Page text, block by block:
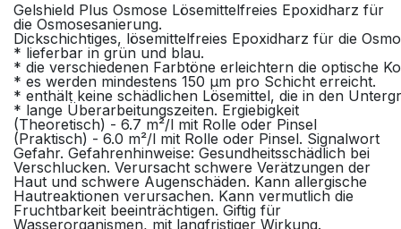
Gelshield Plus Osmose Lösemittelfreies Epoxidharz für
die Osmosesanierung.
Dickschichtiges, lösemittelfreies Epoxidharz für die
* lieferbar in grün und blau.
* die verschiedenen Farbtöne erleichtern die optische
* es werden mindestens 150 µm pro Schicht erreicht.
* enthält keine schädlichen Lösemittel, die in den
* lange Überarbeitungszeiten. Ergiebigkeit
(Theoretisch) - 6.7 m²/l mit Rolle oder Pinsel
(Praktisch) - 6.0 m²/l mit Rolle oder Pinsel. Signalwort
Gefahr. Gefahrenhinweise: Gesundheitsschädlich bei
Verschlucken. Verursacht schwere Verätzungen der
Haut und schwere Augenschäden. Kann allergische
Hautreaktionen verursachen. Kann vermutlich die
Fruchtbarkeit beeinträchtigen. Giftig für
Wasserorganismen, mit langfristiger Wirkung.